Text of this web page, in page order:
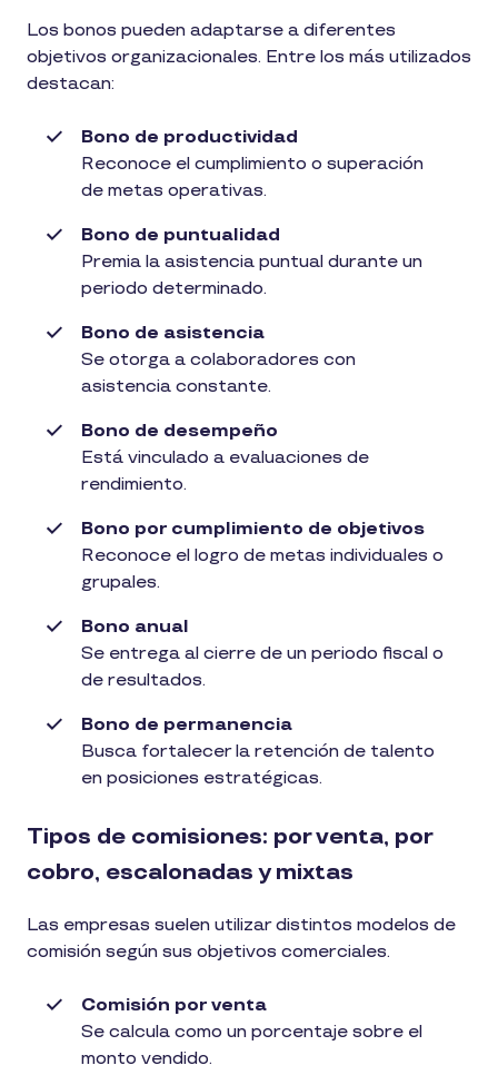
Los bonos pueden adaptarse a diferentes
objetivos organizacionales. Entre los más utilizados
destacan:
Bono de productividad
Reconoce el cumplimiento o superación
de metas operativas.
Bono de puntualidad
Premia la asistencia puntual durante un
periodo determinado.
Bono de asistencia
Se otorga a colaboradores con
asistencia constante.
Bono de desempeño
Está vinculado a evaluaciones de
rendimiento.
Bono por cumplimiento de objetivos
Reconoce el logro de metas individuales o
grupales.
Bono anual
Se entrega al cierre de un periodo fiscal o
de resultados.
Bono de permanencia
Busca fortalecer la retención de talento
en posiciones estratégicas.
Tipos de comisiones: por venta, por
cobro, escalonadas y mixtas
Las empresas suelen utilizar distintos modelos de
comisión según sus objetivos comerciales.
Comisión por venta
Se calcula como un porcentaje sobre el
monto vendido.